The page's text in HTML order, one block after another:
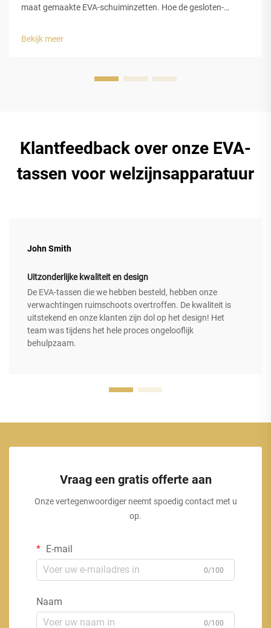
maat gemaakte EVA-schuiminzetten. Hoe de gesloten-
werken zeer goed bij het absorberen van schokken vanwege
Bekijk meer
Klantfeedback over onze EVA-
tassen voor welzijnsapparatuur
John Smith
Uitzonderlijke kwaliteit en design
De EVA-tassen die we hebben besteld, hebben onze
verwachtingen ruimschoots overtroffen. De kwaliteit is
uitstekend en onze klanten zijn dol op het design! Het
team was tijdens het hele proces ongelooflijk
behulpzaam.
Vraag een gratis offerte aan
Onze vertegenwoordiger neemt spoedig contact met u
op.
E-mail
0/100
Naam
0/100